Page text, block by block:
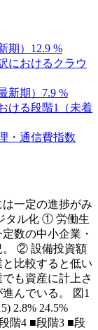
期） 12.9 %
におけるクラウ
新期） 7.9 %
ける段階1（未着
・通信費指数
一定の進捗がみ
タル化 ① 労働生
数の中小企業・
。 ② 設備投資額
比較すると低い
も資産に計上さ
んでいる。 図1
2.8% 24.5%
段階4 ■段階3 ■段